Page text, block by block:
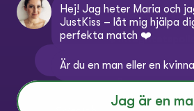
💳 Köpvillkor
🔒
💬 Kontakta
Ändra
Select Language
Hej! Jag heter Maria och
JustKiss – låt mig hjälpa
perfekta match ❤️
Är du en man eller en
Jag är en